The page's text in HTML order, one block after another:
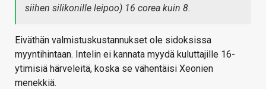
siihen silikonille leipoo) 16 corea kuin 8.
Eiväthän valmistuskustannukset ole sidoksissa
myyntihintaan. Intelin ei kannata myydä kuluttajille 16-
ytimisiä härveleitä, koska se vähentäisi Xeonien
menekkiä.